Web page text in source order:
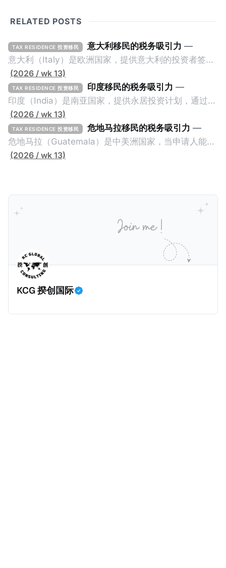
RELATED POSTS
TAX RESIDENCE 投资移民 意大利移民的税务吸引力 —
意大利（Italy）是欧洲国家，提供意大利的投资者签证
计划。申请人必须满足至少以下一项标准才能获得两年
投资者签证： * 投资200万欧元意大利政府债券； * 投
资50万欧元意大利股票； * 投资25万欧元于创新初创
企业；或 * 向意大利公共利益项目捐赠100万欧元。 当
投资者在居留许可证有效期的两年内保持投资，则可以
在居留证到期日前至少60天申请续签3年。当投资者经
过五年的实际居留（每年在意大利停留270天），申请
吸引力吗？我们来看看：
(2026 / wk 13)
TAX RESIDENCE 投资移民 印度移民的税务吸引力 —
印度（India）是南亚国家，提供永居投资计划，通过满
足特定的标准获得居留权。印度的永居投资计划要求申
请人透过外国直接投资（FDI）途径投资印度： * 申请
人必须在18个月内投资至少1亿卢比（约合773万人民
币）或36个月内投资至少2.5亿卢比（约合1933万人民
的财务能力和专业知识； * 申请人必须在印度就业务注
册公司，并提供公司注册证书和注册企业的介绍/支持信
并提供有关投资将如何为印度经济做出贡献的详细计
申请。申请人在印度居住共12年后有资格申请印度公民
身份，包括在申请前连续居住11年，短暂缺席的少数例
外。由于印度不允许双重国籍，申请人必须放弃其原始
(2026 / wk 13)
TAX RESIDENCE 投资移民 危地马拉移民的税务吸引力 —
危地马拉（Guatemala）是中美洲国家，当申请人能够
证明被动收入或养老金收入，那么可以申请永久居留计
增加300美元（折合约人民币2千）。 申请人提交材料
包括：申请表、护照、无犯罪证明，以及最后一次进入
危地马拉的证明，且材料必须公证并翻译成西班牙语。
在危地马拉居住至少五年、具备流利西班牙语、对当地
历史文化有认识，就可以入籍成为危地马拉公民。 那
么，危地马拉的税务政策有吸引力吗？我们来看看：
(2026 / wk 13)
KCG 揆创国际